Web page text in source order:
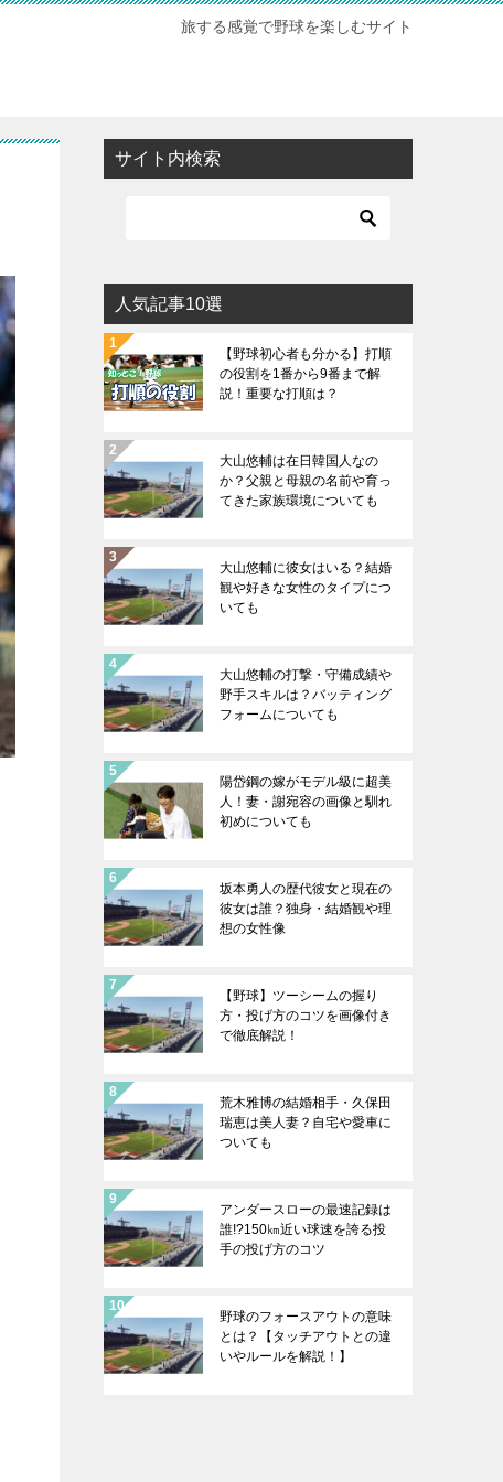
旅する感覚で野球を楽しむサイト
サイト内検索
人気記事10選
【野球初心者も分かる】打順
の役割を1番から9番まで解
説！重要な打順は？
大山悠輔は在日韓国人なの
か？父親と母親の名前や育っ
てきた家族環境についても
大山悠輔に彼女はいる？結婚
観や好きな女性のタイプにつ
いても
大山悠輔の打撃・守備成績や
野手スキルは？バッティング
フォームについても
陽岱鋼の嫁がモデル級に超美
人！妻・謝宛容の画像と馴れ
初めについても
坂本勇人の歴代彼女と現在の
彼女は誰？独身・結婚観や理
想の女性像
【野球】ツーシームの握り
方・投げ方のコツを画像付き
で徹底解説！
荒木雅博の結婚相手・久保田
瑞恵は美人妻？自宅や愛車に
ついても
アンダースローの最速記録は
誰!?150㎞近い球速を誇る投
手の投げ方のコツ
野球のフォースアウトの意味
とは？【タッチアウトとの違
いやルールを解説！】